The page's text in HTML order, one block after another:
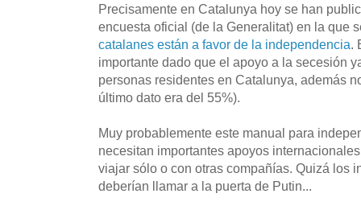
Precisamente en Catalunya hoy se han
encuesta oficial (de la Generalitat) en la que
catalanes están a favor de la independencia.
importante dado que el apoyo a la secesión
personas residentes en Catalunya, además
último dato era del 55%).
Muy probablemente este manual para
necesitan importantes apoyos
viajar sólo o con otras compañías. Quizá los
deberían llamar a la puerta de Putin...